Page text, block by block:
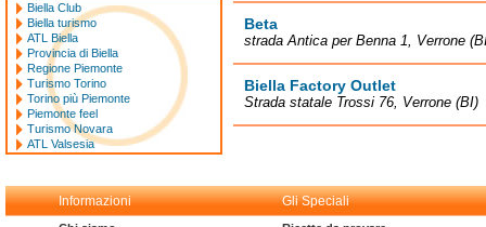
Beta
strada Antica per Benna 1, Verrone
Biella Factory Outlet
Strada statale Trossi 76, Verrone (BI)
Biella Club
Biella turismo
ATL Biella
Provincia di Biella
Regione Piemonte
Turismo Torino
Torino più Piemonte
Piemonte feel
Turismo Novara
ATL Valsesia
Informazioni Gli Speciali